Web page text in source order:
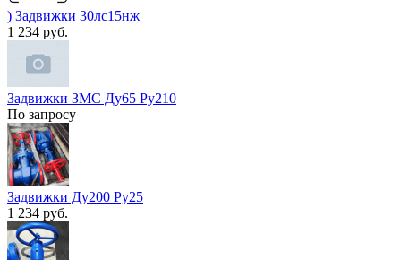
) Задвижки 30лс15нж
1 234 руб.
Задвижки ЗМС Ду65 Ру210
По запросу
Задвижки Ду200 Ру25
1 234 руб.